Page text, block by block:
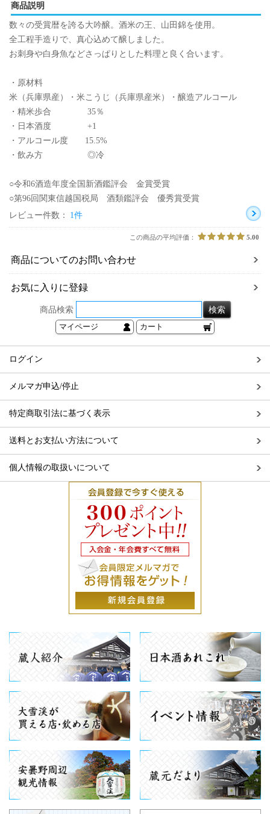
商品説明
数々の受賞暦を誇る大吟醸。酒米の王、山田錦を使用。
全工程手造りで、真心込めて醸しました。
お刺身や白身魚などさっぱりとした料理と良く合います。
・原材料
米（兵庫県産）・米こうじ（兵庫県産米）・醸造アルコール
・精米歩合 35％
・日本酒度 +1
・アルコール度 15.5%
・飲み方 ◎冷
○令和6酒造年度全国新酒鑑評会 金賞受賞
○第96回関東信越国税局 酒類鑑評会 優秀賞受賞
レビュー件数：
1件
この商品の平均評価： 5.00
商品についてのお問い合わせ
お気に入りに登録
商品検索
マイページ カート
ログイン
メルマガ申込/停止
特定商取引法に基づく表示
送料とお支払い方法について
個人情報の取扱いについて